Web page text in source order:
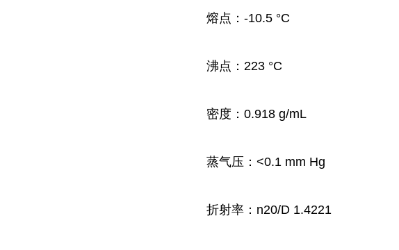
熔点： -10.5 °C
沸点： 223 °C
密度： 0.918 g/mL
蒸气压： <0.1 mm Hg
折射率： n20/D 1.4221